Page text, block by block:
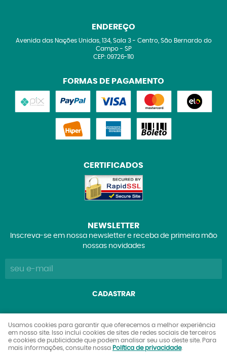
ENDEREÇO
Avenida das Nações Unidas, 134, Sala 3- Centro, São Bernardo do
Campo- SP
CEP: 09726-110
FORMAS DE PAGAMENTO
CERTIFICADOS
NEWSLETTER
Inscreva-se em nossa newsletter e receba de primeira mão
nossas novidades
CADASTRAR
Explorers Club Comércio de Brinquedos e Colecionáveis
Ltda
CNPJ: 27.842.089/0001-90
Usamos cookies para garantir que oferecemos a melhor experiência
em nosso site. Isso inclui cookies de sites de redes sociais de terceiros
e cookies de publicidade que podem analisar seu uso deste site. Para
mais informações, consulte nossa Política de privacidade.